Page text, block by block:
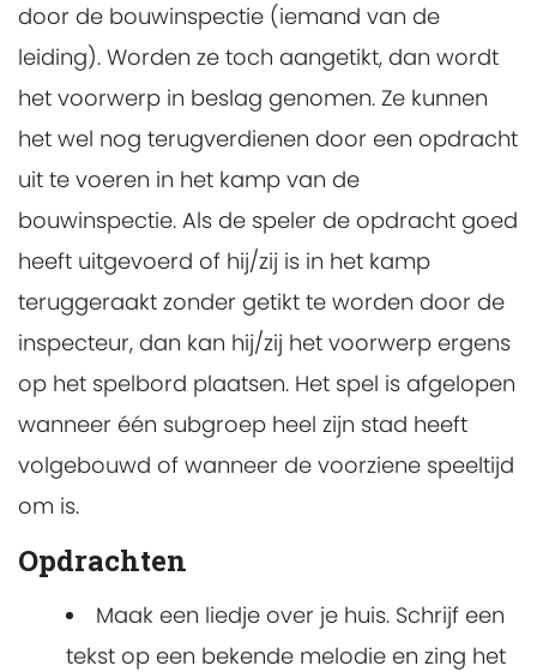
door de bouwinspectie (iemand van de
leiding). Worden ze toch aangetikt, dan wordt
het voorwerp in beslag genomen. Ze kunnen
het wel nog terugverdienen door een opdracht
uit te voeren in het kamp van de
bouwinspectie. Als de speler de opdracht goed
heeft uitgevoerd of hij/zij is in het kamp
teruggeraakt zonder getikt te worden door de
inspecteur, dan kan hij/zij het voorwerp ergens
op het spelbord plaatsen. Het spel is afgelopen
wanneer één subgroep heel zijn stad heeft
volgebouwd of wanneer de voorziene speeltijd
om is.
Opdrachten
Maak een liedje over je huis. Schrijf een
tekst op een bekende melodie en zing het